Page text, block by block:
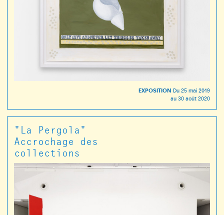
EXPOSITION Du 25 mai 2019
au 30 août 2020
"La Pergola"
Accrochage des
collections